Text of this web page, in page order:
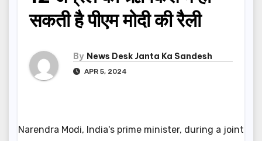
सकती है पीएम मोदी की रैली
By News Desk Janta Ka Sandesh
APR 5, 2024
Narendra Modi, India's prime minister, during a joint